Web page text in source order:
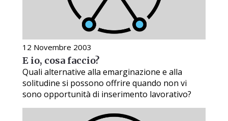
12 Novembre 2003
E io, cosa faccio?
Quali alternative alla emarginazione e alla
solitudine si possono offrire quando non vi
sono opportunità di inserimento lavorativo?